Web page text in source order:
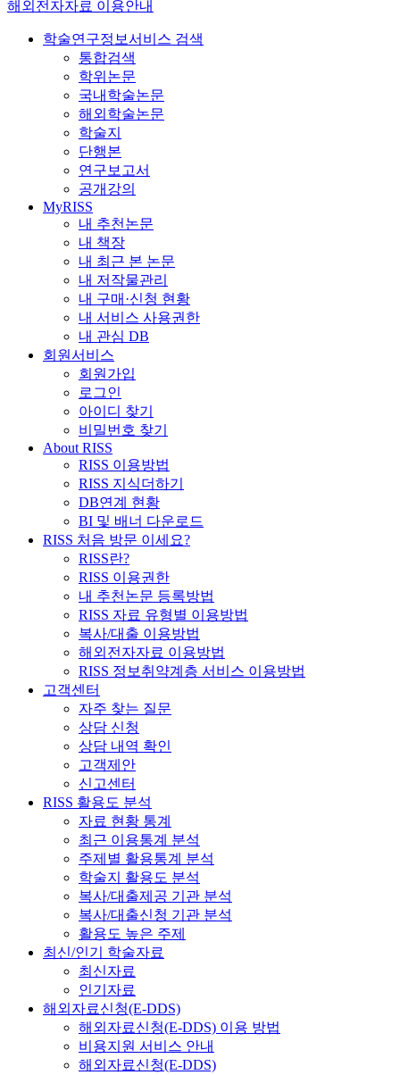
해외전자자료 이용안내
학술연구정보서비스 검색
통합검색
학위논문
국내학술논문
해외학술논문
학술지
단행본
연구보고서
공개강의
MyRISS
내 추천논문
내 책장
내 최근 본 논문
내 저작물관리
내 구매·신청 현황
내 서비스 사용권한
내 관심 DB
회원서비스
회원가입
로그인
아이디 찾기
비밀번호 찾기
About RISS
RISS 이용방법
RISS 지식더하기
DB연계 현황
BI 및 배너 다운로드
RISS 처음 방문 이세요?
RISS란?
RISS 이용권한
내 추천논문 등록방법
RISS 자료 유형별 이용방법
복사/대출 이용방법
해외전자자료 이용방법
RISS 정보취약계층 서비스 이용방법
고객센터
자주 찾는 질문
상담 신청
상담 내역 확인
고객제안
신고센터
RISS 활용도 분석
자료 현황 통계
최근 이용통계 분석
주제별 활용통계 분석
학술지 활용도 분석
복사/대출제공 기관 분석
복사/대출신청 기관 분석
활용도 높은 주제
최신/인기 학술자료
최신자료
인기자료
해외자료신청(E-DDS)
해외자료신청(E-DDS) 이용 방법
비용지원 서비스 안내
해외자료신청(E-DDS)